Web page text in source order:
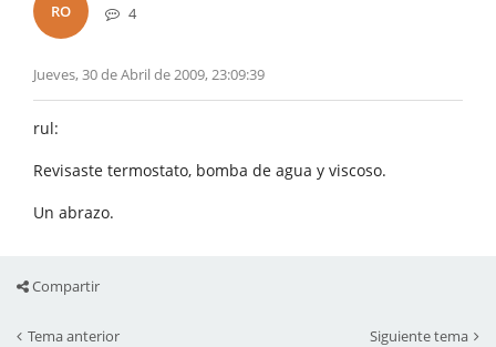
RO 4
Jueves, 30 de Abril de 2009, 23:09:39
rul:
Revisaste termostato, bomba de agua y viscoso.
Un abrazo.
Compartir
Tema anterior Siguiente tema